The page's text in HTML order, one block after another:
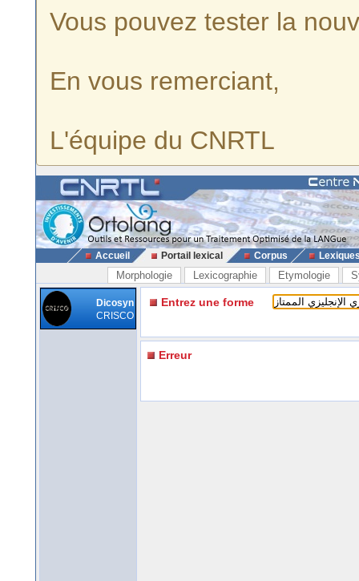
Vous pouvez tester la
En vous remerciant,
L'équipe du CNRTL
Accueil Portail lexical Corpus
Morphologie Lexicographie Etymologie
Dicosyn
CRISCO
Entrez une forme
Erreur